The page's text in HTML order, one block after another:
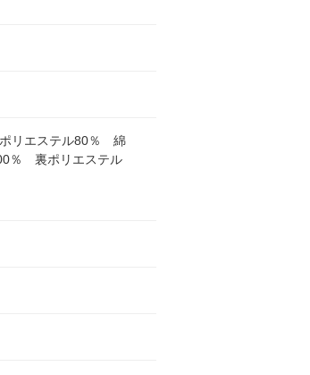
リエステル80％ 綿
％ 裏ポリエステル